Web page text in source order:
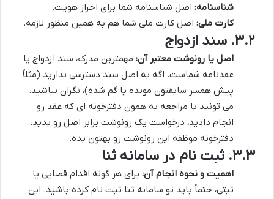
شناسنامه: اصل شناسنامه شما برای احراز هویت.
کارت ملی: اصل کارت ملی شما هم به همین منظور لازمه.
۳.۲. سند ازدواج
اصل یا رونوشت معتبر آن: مهمترین مدرک، سند ازدواج یا
عقدنامه شماست. اگه به اصل سند دسترسی ندارید (مثلاً
پیش همسر سابقتون مونده یا گم شده)، نگران نباشید.
می تونید با مراجعه به همون دفترخونه ای که عقد رو
انجام دادید، درخواست یک رونوشت برابر اصل رو بدید.
دفترخونه موظفه این رونوشت رو بهتون بده.
۳.۳. ثبت نام در سامانه ثنا
اهمیت و نحوه انجام آن: برای هر گونه اقدام قضایی یا
ثبتی، حتماً باید تو سامانه ثنا ثبت نام کرده باشید. این